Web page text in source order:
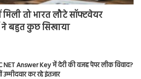
तो भारत लौटे सॉफ्टवेयर
ने बहुत कुछ सिखाया
NET Answer Key में देरी की वजह पेपर लीक विवाद?
उम्मीदवार कर रहे इंतजार